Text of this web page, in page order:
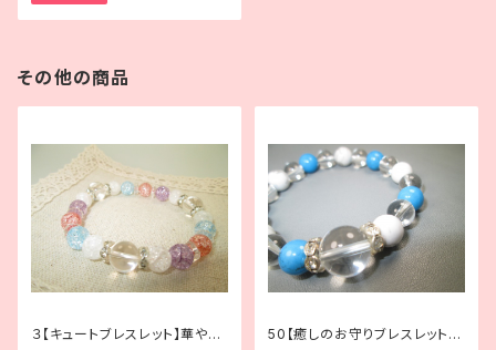
その他の商品
３【キュートブレスレット】華やか
50【癒しのお守りブレスレット】